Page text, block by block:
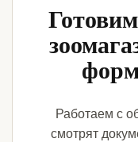
Работаем с
смотрят